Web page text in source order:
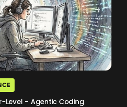
Level – Agentic Coding